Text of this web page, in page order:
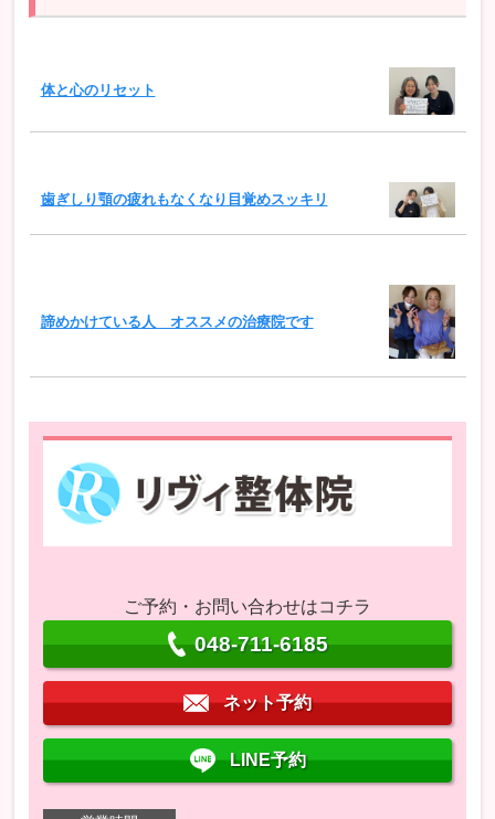
体と心のリセット
歯ぎしり顎の疲れもなくなり目覚めスッキリ
諦めかけている人 オススメの治療院です
ご予約・お問い合わせはコチラ
048-711-6185
ネット予約
LINE予約